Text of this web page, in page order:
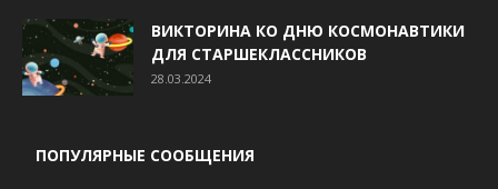
ВИКТОРИНА КО ДНЮ КОСМОНАВТИКИ
ДЛЯ СТАРШЕКЛАССНИКОВ
28.03.2024
ПОПУЛЯРНЫЕ СООБЩЕНИЯ